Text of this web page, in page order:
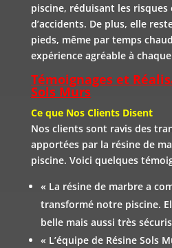
piscine, réduisant les risques
d’accidents. De plus, elle
pieds, même par temps
expérience agréable à
Témoignages et
Sols Murs
Ce que Nos Clients Disent
Nos clients sont ravis des
apportées par la résine de
piscine. Voici quelques
« La résine de marbre a
transformé notre piscine.
belle mais aussi très
« L’équipe de Résine Sols